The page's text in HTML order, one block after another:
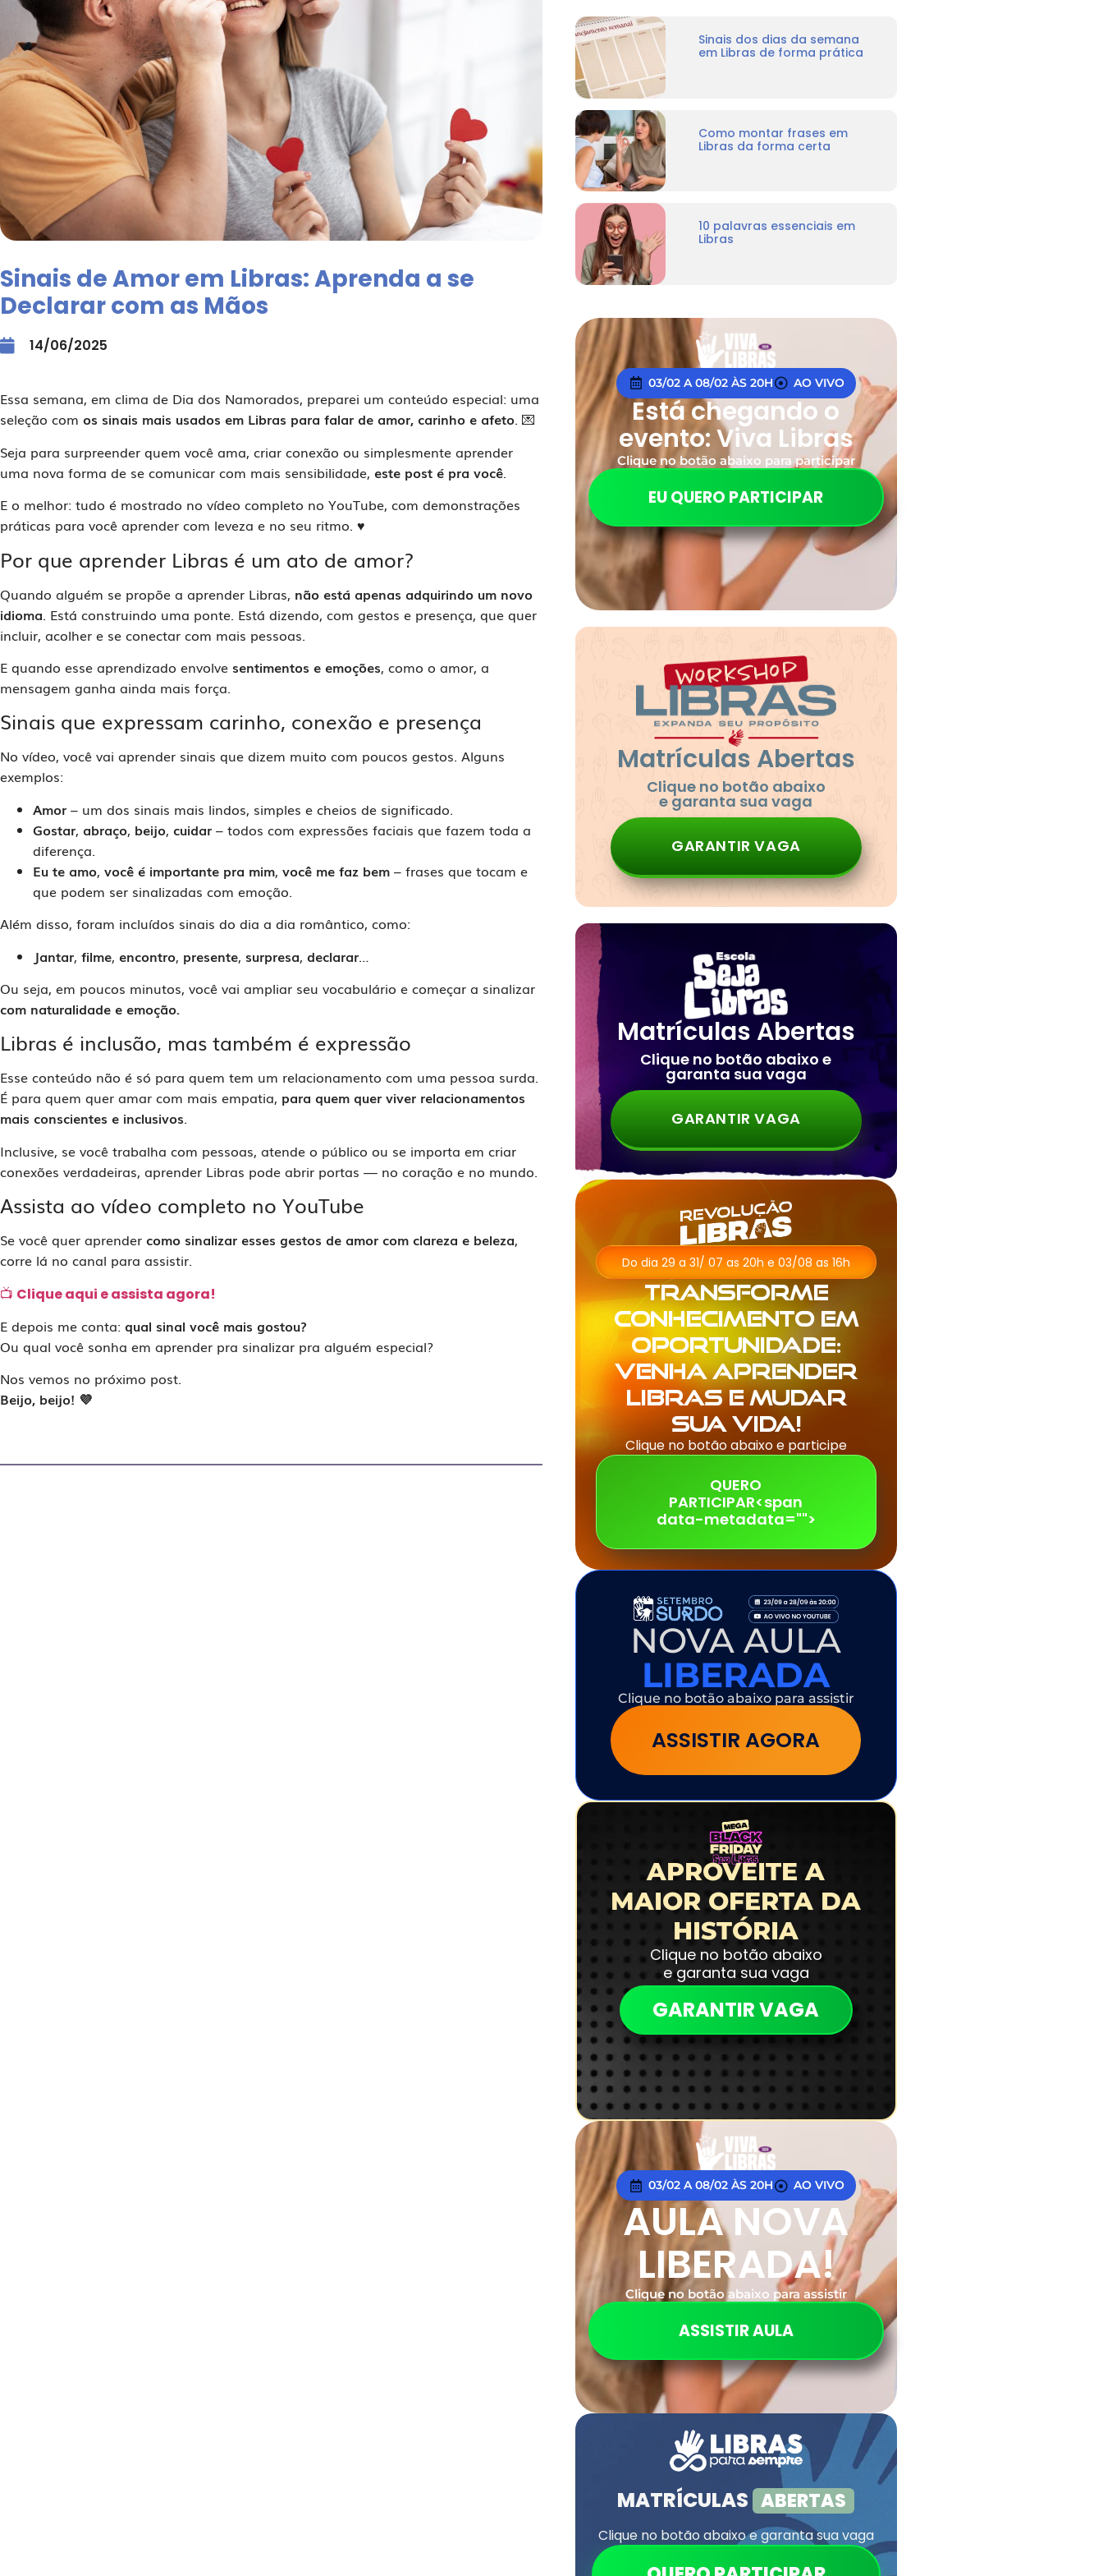
Sinais de Amor em Libras: Aprenda a se
Declarar com as Mãos
14/06/2025
Essa semana, em clima de Dia dos Namorados, preparei um conteúdo especial: uma
seleção com os sinais mais usados em Libras para falar de amor, carinho e afeto. 💌
Seja para surpreender quem você ama, criar conexão ou simplesmente aprender
uma nova forma de se comunicar com mais sensibilidade, este post é pra você.
E o melhor: tudo é mostrado no vídeo completo no YouTube, com demonstrações
práticas para você aprender com leveza e no seu ritmo. ♥️
Por que aprender Libras é um ato de amor?
Quando alguém se propõe a aprender Libras, não está apenas adquirindo um novo
idioma. Está construindo uma ponte. Está dizendo, com gestos e presença, que quer
incluir, acolher e se conectar com mais pessoas.
E quando esse aprendizado envolve sentimentos e emoções, como o amor, a
mensagem ganha ainda mais força.
Sinais que expressam carinho, conexão e presença
No vídeo, você vai aprender sinais que dizem muito com poucos gestos. Alguns
exemplos:
Amor – um dos sinais mais lindos, simples e cheios de significado.
Gostar, abraço, beijo, cuidar – todos com expressões faciais que fazem toda a
diferença.
Eu te amo, você é importante pra mim, você me faz bem – frases que tocam e
que podem ser sinalizadas com emoção.
Além disso, foram incluídos sinais do dia a dia romântico, como:
Jantar, filme, encontro, presente, surpresa, declarar…
Ou seja, em poucos minutos, você vai ampliar seu vocabulário e começar a sinalizar
com naturalidade e emoção.
Libras é inclusão, mas também é expressão
Esse conteúdo não é só para quem tem um relacionamento com uma pessoa surda.
É para quem quer amar com mais empatia, para quem quer viver relacionamentos
mais conscientes e inclusivos.
Inclusive, se você trabalha com pessoas, atende o público ou se importa em criar
conexões verdadeiras, aprender Libras pode abrir portas — no coração e no mundo.
Assista ao vídeo completo no YouTube
Se você quer aprender como sinalizar esses gestos de amor com clareza e beleza,
corre lá no canal para assistir.
📺 Clique aqui e assista agora!
E depois me conta: qual sinal você mais gostou?
Ou qual você sonha em aprender pra sinalizar pra alguém especial?
Nos vemos no próximo post.
Beijo, beijo! 💜
Sinais dos dias da semana
em Libras de forma prática
Como montar frases em
Libras da forma certa
10 palavras essenciais em
Libras
03/02 A 08/02 ÀS 20H AO VIVO
Está chegando o
evento: Viva Libras
Clique no botão abaixo para participar
EU QUERO PARTICIPAR
Matrículas Abertas
Clique no botão abaixo
e garanta sua vaga
GARANTIR VAGA
Matrículas Abertas
Clique no botão abaixo e
garanta sua vaga
GARANTIR VAGA
Do dia 29 a 31/ 07 as 20h e 03/08 as 16h
Transforme
conhecimento em
oportunidade:
venha aprender
Libras e mudar
sua vida!
Clique no botão abaixo e participe
QUERO
PARTICIPAR<span
data-metadata="">
NOVA AULA
LIBERADA
Clique no botão abaixo para assistir
ASSISTIR AGORA
APROVEITE A
MAIOR OFERTA DA
HISTÓRIA
Clique no botão abaixo
e garanta sua vaga
GARANTIR VAGA
03/02 A 08/02 ÀS 20H AO VIVO
AULA NOVA
LIBERADA!
Clique no botão abaixo para assistir
ASSISTIR AULA
MATRÍCULAS ABERTAS
Clique no botão abaixo e garanta sua vaga